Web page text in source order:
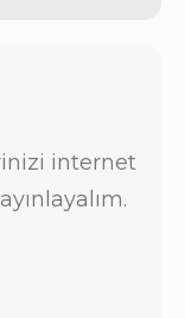
internet